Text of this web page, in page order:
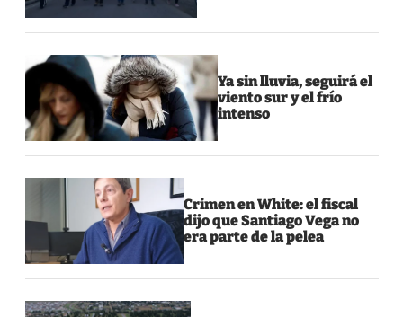
Ya sin lluvia, seguirá el
viento sur y el frío
intenso
Crimen en White: el fiscal
dijo que Santiago Vega no
era parte de la pelea